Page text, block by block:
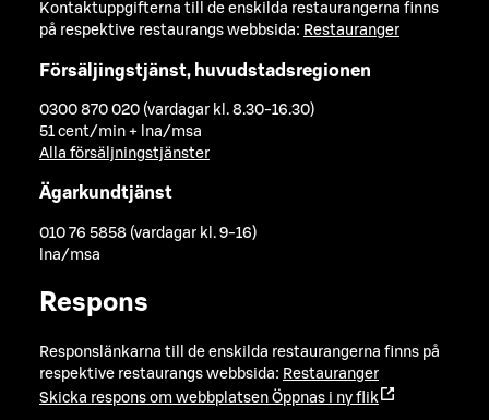
Kontaktuppgifterna till de enskilda restaurangerna finns
på respektive restaurangs webbsida: Restauranger
Försäljingstjänst, huvudstadsregionen
0300 870 020 (vardagar kl. 8.30-16.30)
51 cent/min + lna/msa
Alla försäljningstjänster
Ägarkundtjänst
010 76 5858 (vardagar kl. 9-16)
lna/msa
Respons
Responslänkarna till de enskilda restaurangerna finns på
respektive restaurangs webbsida: Restauranger
Skicka respons om webbplatsen Öppnas i ny flik